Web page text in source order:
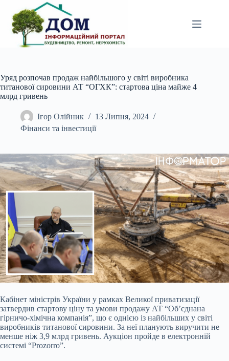
вмісту
Уряд розпочав продаж найбільшого у світі виробника
титанової сировини АТ “ОГХК”: стартова ціна майже 4
млрд гривень
Ігор Олійник
13 Липня, 2024
Фінанси та інвестиції
Кабінет міністрів України у рамках Великої приватизації
затвердив стартову ціну та умови продажу АТ “Об’єднана
гірничо-хімічна компанія”, що є однією із найбільших у світі
виробників титанової сировини. За неї планують виручити не
менше ніж 3,9 млрд гривень. Аукціон пройде в електронній
системі “Prozorro”.